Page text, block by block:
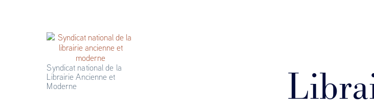
Syndicat national de la
Librairie Ancienne et
Moderne